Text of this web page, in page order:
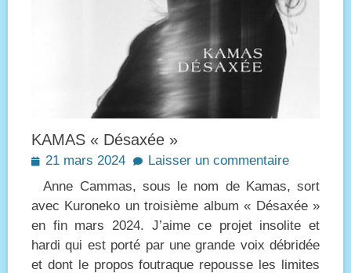
KAMAS « Désaxée »
Posted
21 mars 2024
Laisser un commentaire
Anne Cammas, sous le nom de Kamas, sort
avec Kuroneko un troisième album « Désaxée »
en fin mars 2024. J’aime ce projet insolite et
hardi qui est porté par une grande voix débridée
et dont le propos foutraque repousse les limites